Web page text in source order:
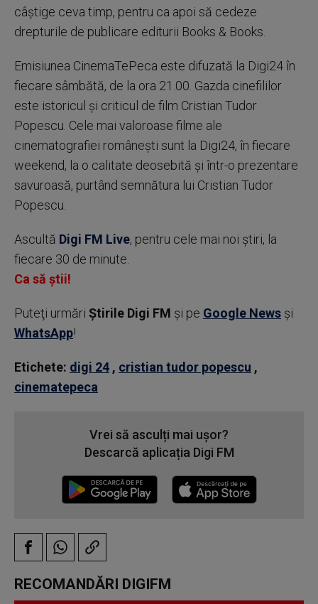
câștige ceva timp, pentru ca apoi să cedeze
drepturile de publicare editurii Books & Books.
Emisiunea CinemaTePeca este difuzată la Digi24 în
fiecare sâmbătă, de la ora 21.00. Gazda cinefililor
este istoricul și criticul de film Cristian Tudor
Popescu. Cele mai valoroase filme ale
cinematografiei românești sunt la Digi24, în fiecare
weekend, la o calitate deosebită și într-o prezentare
savuroasă, purtând semnătura lui Cristian Tudor
Popescu.
Ascultă Digi FM Live, pentru cele mai noi știri, la
fiecare 30 de minute.
Ca să știi!
Puteţi urmări Știrile Digi FM şi pe Google News şi
WhatsApp!
Etichete: digi 24 , cristian tudor popescu ,
cinematepeca
Vrei să asculți mai ușor?
Descarcă aplicația Digi FM
RECOMANDĂRI DIGIFM